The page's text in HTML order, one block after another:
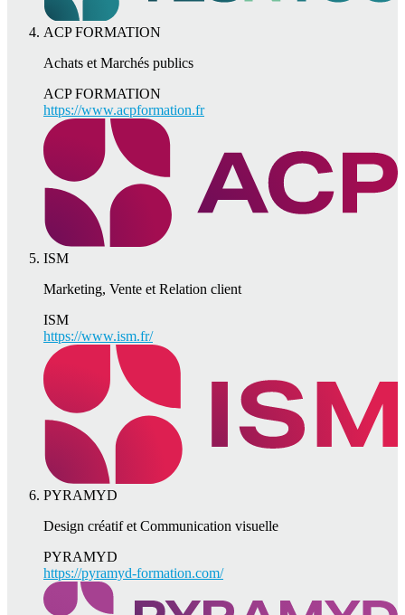
ACP FORMATION
Achats et Marchés publics
ACP FORMATION
https://www.acpformation.fr
ISM
Marketing, Vente et Relation client
ISM
https://www.ism.fr/
PYRAMYD
Design créatif et Communication visuelle
PYRAMYD
https://pyramyd-formation.com/